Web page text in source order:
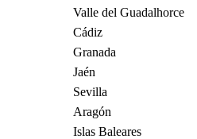
Valle del Guadalhorce
Cádiz
Granada
Jaén
Sevilla
Aragón
Islas Baleares